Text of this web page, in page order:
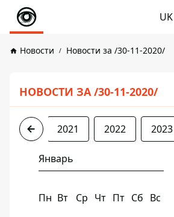
UK
Новости Новости за /30-11-2020/
НОВОСТИ ЗА /30-11-2020/
2020 2021 2022 2023
Январь
Пн Вт Ср Чт Пт Сб Вс